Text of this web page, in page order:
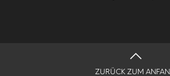
ZURÜCK ZUM